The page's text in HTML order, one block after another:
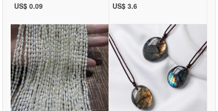
US$ 0.09 US$ 3.6